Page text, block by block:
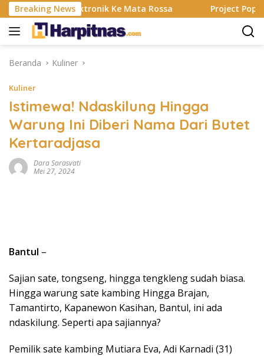
Langsung
ke
konten
Breaking News
Alat Elektronik Ke Mata Rossa Project Pop
Beranda Kuliner
Kuliner
Istimewa! Ndaskilung Hingga
Warung Ini Diberi Nama Dari Butet
Kertaradjasa
Dara Sarasvati
Mei 27, 2024
Bantul –
Sajian sate, tongseng, hingga tengkleng sudah biasa.
Hingga warung sate kambing Hingga Brajan,
Tamantirto, Kapanewon Kasihan, Bantul, ini ada
ndaskilung. Seperti apa sajiannya?
Pemilik sate kambing Mutiara Eva, Adi Karnadi (31)